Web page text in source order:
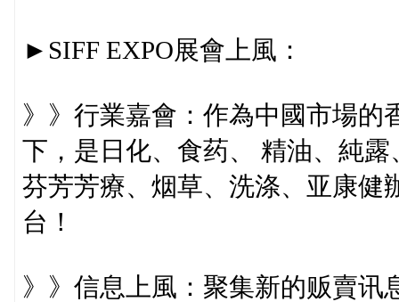
►SIFF EXPO展會上風：
》》行業嘉會：作為中國市場的
下，是日化、食药、 精油、純
芬芳芳療、烟草、洗涤、亚康健
台！
》》信息上風：聚集新的贩賣讯